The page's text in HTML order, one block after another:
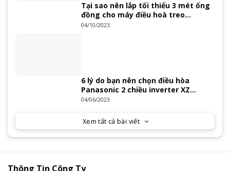
Tại sao nên lắp tối thiểu 3 mét ống
đồng cho máy điều hoà treo
tường?
04/10/2023
6 lý do bạn nên chọn điều hòa
Panasonic 2 chiều inverter XZ
Series 2023
04/06/2023
Xem tất cả bài viết
Thông Tin Công Ty